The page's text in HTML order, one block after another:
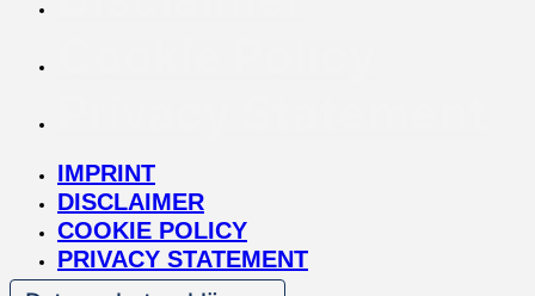
IMPRINT
DISCLAIMER
COOKIE POLICY
PRIVACY STATEMENT